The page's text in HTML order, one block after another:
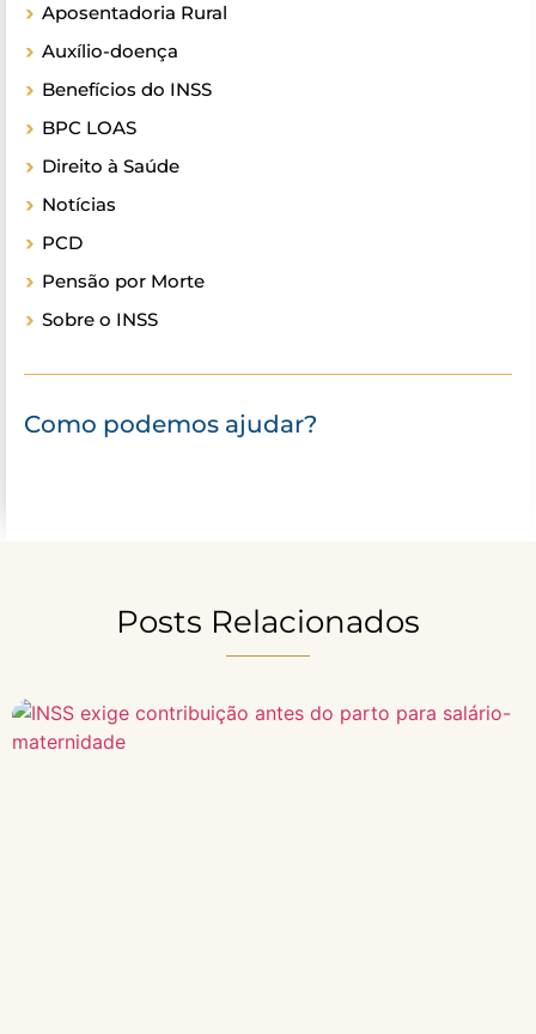
Aposentadoria Rural
Auxílio-doença
Benefícios do INSS
BPC LOAS
Direito à Saúde
Notícias
PCD
Pensão por Morte
Sobre o INSS
Como podemos ajudar?
Posts Relacionados